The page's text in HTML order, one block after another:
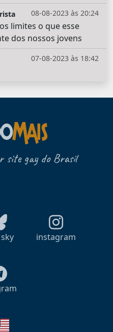
08-08-2023 às 20:24
limites o que esse
dos nossos jovens
07-08-2023 às 18:42
site gay do Brasil
instagram